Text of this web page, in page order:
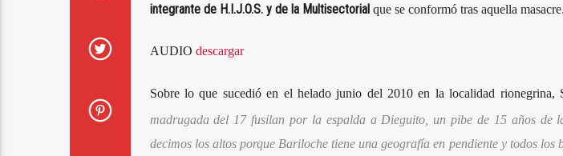
integrante de H.I.J.O.S. y de la Multisectorial que se conformó tras aquella masacre.
AUDIO descargar
Sobre lo que sucedió en el helado junio del 2010 en la localidad rionegrina,
madrugada del 17 fusilan por la espalda a Dieguito, un pibe de 15 años de
decimos los altos porque Bariloche tiene una geografía en pendiente y todos los